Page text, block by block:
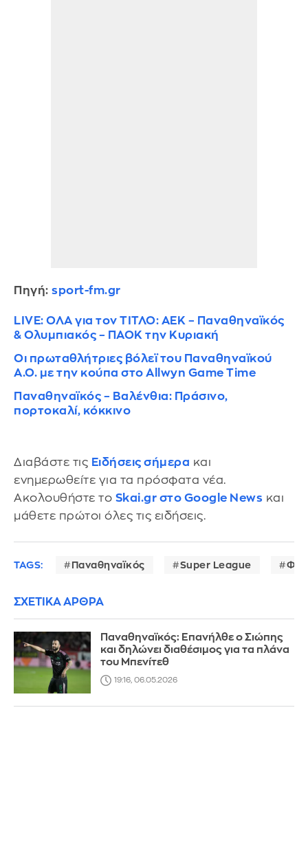
Πηγή: sport-fm.gr
LIVE: ΟΛΑ για τον ΤΙΤΛΟ: ΑΕΚ – Παναθηναϊκός
& Ολυμπιακός – ΠΑΟΚ την Κυριακή
Οι πρωταθλήτριες βόλεϊ του Παναθηναϊκού
A.O. με την κούπα στο Allwyn Game Time
Παναθηναϊκός – Βαλένθια: Πράσινο,
πορτοκαλί, κόκκινο
Διαβάστε τις Ειδήσεις σήμερα και
ενημερωθείτε για τα πρόσφατα νέα.
Ακολουθήστε το Skai.gr στο Google News και
μάθετε πρώτοι όλες τις ειδήσεις.
TAGS: Παναθηναϊκός Super League
ΣΧΕΤΙΚΑ ΑΡΘΡΑ
Παναθηναϊκός: Επανήλθε ο Σιώπης
και δηλώνει διαθέσιμος για τα πλάνα
του Μπενίτεθ
19:16, 06.05.2026